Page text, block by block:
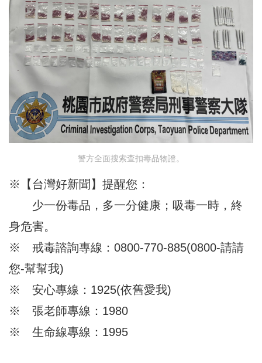
警方全面搜索查扣毒品物證。
※【台灣好新聞】提醒您：
少一份毒品，多一分健康；吸毒一時，終
身危害。
※ 戒毒諮詢專線：0800-770-885(0800-請請
您-幫幫我)
※ 安心專線：1925(依舊愛我)
※ 張老師專線：1980
※ 生命線專線：1995